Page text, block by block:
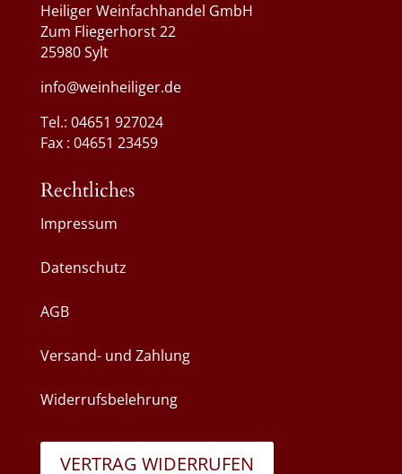
Heiliger Weinfachhandel GmbH
Zum Fliegerhorst 22
25980 Sylt
info@weinheiliger.de
Tel.: 04651 927024
Fax : 04651 23459
Rechtliches
Impressum
Datenschutz
AGB
Versand- und Zahlung
Widerrufsbelehrung
VERTRAG WIDERRUFEN